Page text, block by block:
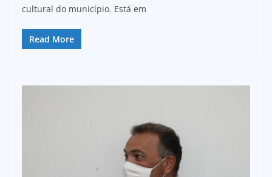
cultural do município. Está em
Read More